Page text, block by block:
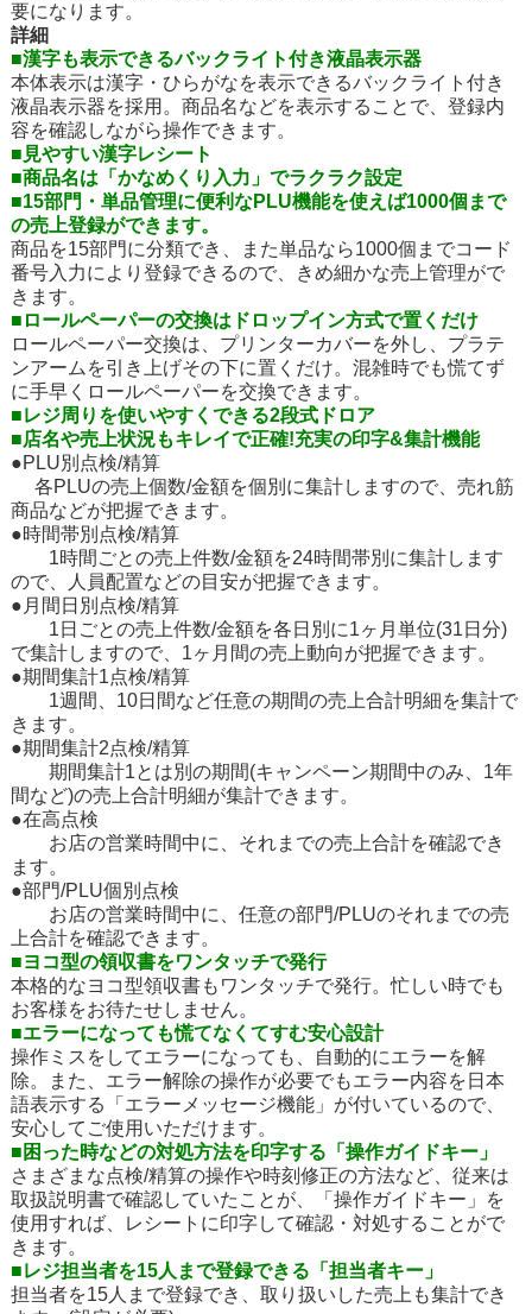
要になります。
詳細
■漢字も表示できるバックライト付き液晶表示器
本体表示は漢字・ひらがなを表示できるバックライト付き
液晶表示器を採用。商品名などを表示することで、登録内
容を確認しながら操作できます。
■見やすい漢字レシート
■商品名は「かなめくり入力」でラクラク設定
■15部門・単品管理に便利なPLU機能を使えば1000個まで
の売上登録ができます。
商品を15部門に分類でき、また単品なら1000個までコード
番号入力により登録できるので、きめ細かな売上管理がで
きます。
■ロールペーパーの交換はドロップイン方式で置くだけ
ロールペーパー交換は、プリンターカバーを外し、プラテ
ンアームを引き上げその下に置くだけ。混雑時でも慌てず
に手早くロールペーパーを交換できます。
■レジ周りを使いやすくできる2段式ドロア
■店名や売上状況もキレイで正確!充実の印字&集計機能
●PLU別点検/精算
各PLUの売上個数/金額を個別に集計しますので、売れ筋
商品などが把握できます。
●時間帯別点検/精算
1時間ごとの売上件数/金額を24時間帯別に集計します
ので、人員配置などの目安が把握できます。
●月間日別点検/精算
1日ごとの売上件数/金額を各日別に1ヶ月単位(31日分)
で集計しますので、1ヶ月間の売上動向が把握できます。
●期間集計1点検/精算
1週間、10日間など任意の期間の売上合計明細を集計で
きます。
●期間集計2点検/精算
期間集計1とは別の期間(キャンペーン期間中のみ、1年
間など)の売上合計明細が集計できます。
●在高点検
お店の営業時間中に、それまでの売上合計を確認でき
ます。
●部門/PLU個別点検
お店の営業時間中に、任意の部門/PLUのそれまでの売
上合計を確認できます。
■ヨコ型の領収書をワンタッチで発行
本格的なヨコ型領収書もワンタッチで発行。忙しい時でも
お客様をお待たせしません。
■エラーになっても慌てなくてすむ安心設計
操作ミスをしてエラーになっても、自動的にエラーを解
除。また、エラー解除の操作が必要でもエラー内容を日本
語表示する「エラーメッセージ機能」が付いているので、
安心してご使用いただけます。
■困った時などの対処方法を印字する「操作ガイドキー」
さまざまな点検/精算の操作や時刻修正の方法など、従来は
取扱説明書で確認していたことが、「操作ガイドキー」を
使用すれば、レシートに印字して確認・対処することがで
きます。
■レジ担当者を15人まで登録できる「担当者キー」
担当者を15人まで登録でき、取り扱いした売上も集計でき